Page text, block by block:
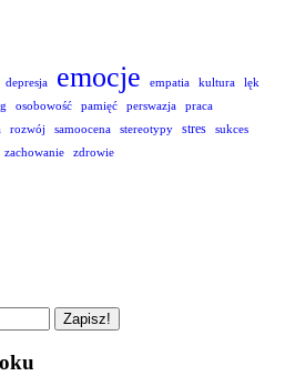
depresja emocje empatia kultura
lęk
osobowość pamięć perswazja
praca
rozwój samoocena stereotypy stres sukces
zachowanie zdrowie